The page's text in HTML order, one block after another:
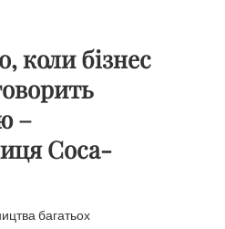
коли бізнес
–
Coca-
багатьох